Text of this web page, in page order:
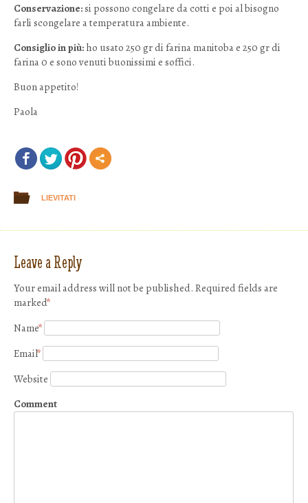
Conservazione:si possono congelare da cotti e poi al bisogno
farli scongelare a temperatura ambiente.
Consiglio in più: ho usato 250 gr di farina manitoba e 250 gr di
farina 0 e sono venuti buonissimi e soffici.
Buon appetito!
Paola
LIEVITATI
Leave a Reply
Your email address will not be published. Required fields are
marked*
Name*
Email*
Website
Comment